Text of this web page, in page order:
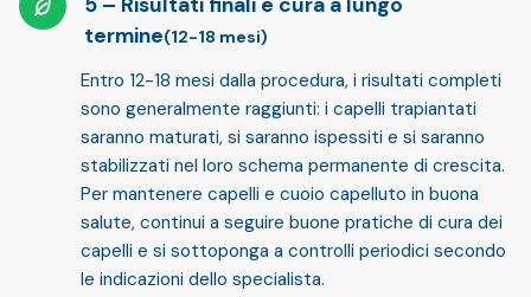
termine(12-18 mesi)
Entro 12-18 mesi dalla procedura, i risultati completi
sono generalmente raggiunti: i capelli trapiantati
saranno maturati, si saranno ispessiti e si saranno
stabilizzati nel loro schema permanente di crescita.
Per mantenere capelli e cuoio capelluto in buona
salute, continui a seguire buone pratiche di cura dei
capelli e si sottoponga a controlli periodici secondo
le indicazioni dello specialista.